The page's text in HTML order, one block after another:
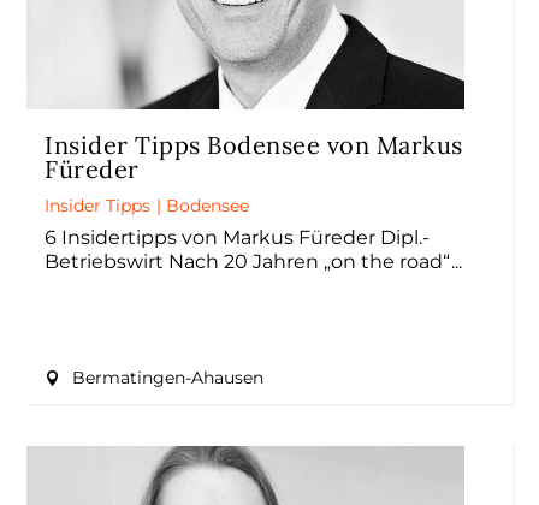
Insider Tipps Bodensee von Markus
Füreder
Insider Tipps | Bodensee
6 Insidertipps von Markus Füreder Dipl.-
Betriebswirt Nach 20 Jahren „on the road“
Bermatingen-Ahausen